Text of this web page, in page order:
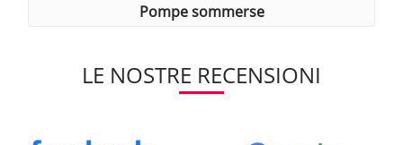
pompe sommerse
LE NOSTRE RECENSIONI